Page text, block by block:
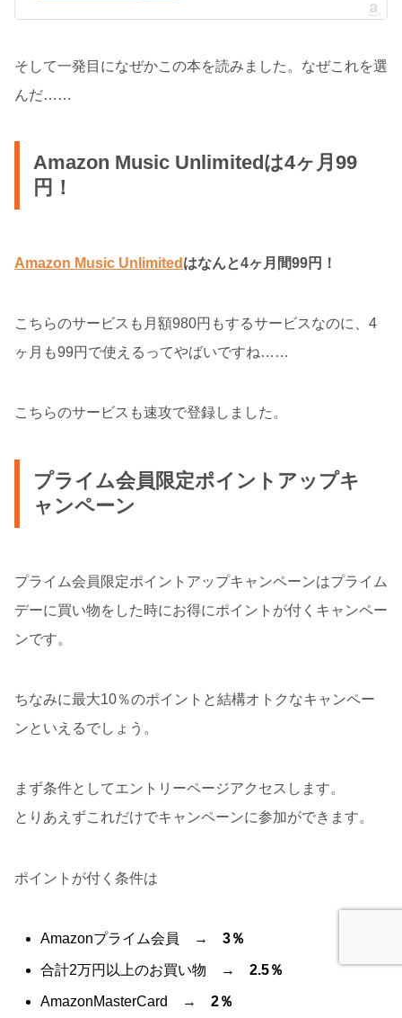
そして一発目になぜかこの本を読みました。なぜこれを選
んだ……
Amazon Music Unlimitedは4ヶ月99
円！
Amazon Music Unlimited はなんと4ヶ月間99円！
こちらのサービスも月額980円もするサービスなのに、4
ヶ月も99円で使えるってやばいですね……
こちらのサービスも速攻で登録しました。
プライム会員限定ポイントアップキ
ャンペーン
プライム会員限定ポイントアップキャンペーンはプライム
デーに買い物をした時にお得にポイントが付くキャンペー
ンです。
ちなみに最大10％のポイントと結構オトクなキャンペー
ンといえるでしょう。
まず条件としてエントリーページアクセスします。
とりあえずこれだけでキャンペーンに参加ができます。
ポイントが付く条件は
Amazonプライム会員 →3％
合計2万円以上のお買い物 →2.5％
AmazonMasterCard →2％